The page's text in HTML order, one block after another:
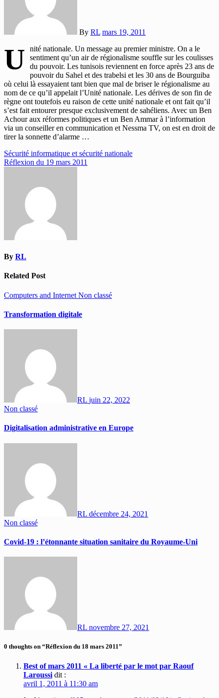
By RL mars 19, 2011
U
nité nationale. Un message au premier ministre. On a le
sentiment qu’un air de régionalisme souffle sur les coulisses
du pouvoir. Les tunisois reviennent en force après 23 ans de
pouvoir du Sahel et des trabelsi et les 30 ans de Bourguiba
où celui là essayaient tant bien que mal de briser le régionalisme au
nom de ce qu’il appelait l’Unité nationale. Les dérives de son fin de
règne ont toutefois eu raison de cette unité nationale et ont fait qu’il
s’est fait entourer presque exclusivement de sahéliens. Avec un Ben
Achour aux réformes politiques et un Ben Ammar à l’information
via un conseiller en communication et Nessma TV, on est en droit de
tirer la sonnette d’alarme …
Navigation
de
Sécurité informatique et sécurité nationale
Réflexion du 19 mars 2011
By RL
Related Post
Computers and Internet Non classé
Transformation digitale
RL juin 22, 2022
Non classé
Digitalisation administrative en Europe
RL décembre 24, 2021
Non classé
Covid-19 : l’étonnante situation sanitaire du Royaume-Uni
RL novembre 27, 2021
0 thoughts on “Réflexion du 18 mars 2011”
Best of mars 2011 « La liberté par le mot par Raouf
Laroussi dit :
avril 1, 2011 à 11:30 am